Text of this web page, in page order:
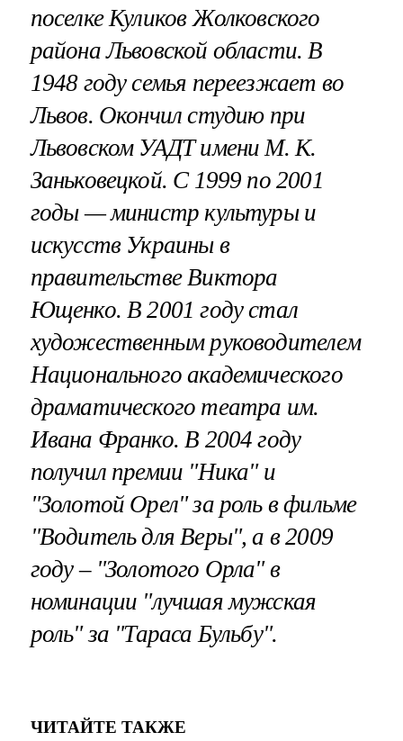
поселке Куликов Жолковского
района Львовской области. В
1948 году семья переезжает во
Львов. Окончил студию при
Львовском УАДТ имени М. К.
Заньковецкой. С 1999 по 2001
годы — министр культуры и
искусств Украины в
правительстве Виктора
Ющенко. В 2001 году стал
художественным руководителем
Национального академического
драматического театра им.
Ивана Франко. В 2004 году
получил премии "Ника" и
"Золотой Орел" за роль в фильме
"Водитель для Веры", а в 2009
году – "Золотого Орла" в
номинации "лучшая мужская
роль" за "Тараса Бульбу".
ЧИТАЙТЕ ТАКЖЕ